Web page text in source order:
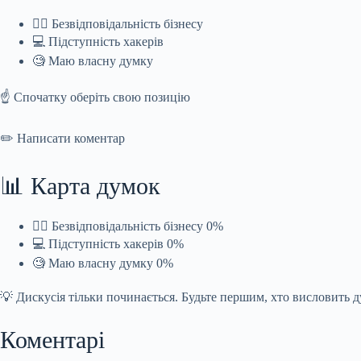
🤦‍♂️ Безвідповідальність бізнесу
💻 Підступність хакерів
🧐 Маю власну думку
☝️ Спочатку оберіть свою позицію
✏️ Написати коментар
📊 Карта думок
🤦‍♂️ Безвідповідальність бізнесу 0%
💻 Підступність хакерів 0%
🧐 Маю власну думку 0%
💡 Дискусія тільки починається. Будьте першим, хто висловить
Коментарі